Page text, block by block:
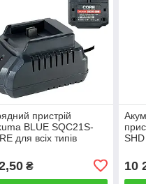
пристрій
BLUE SQC21S-
для всіх типів
₴ 10